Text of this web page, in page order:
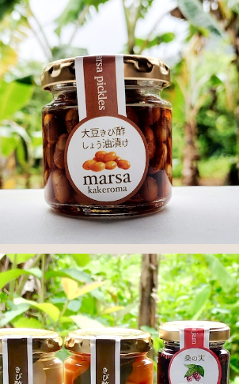
大豆きび酢しょう油漬け
¥600
SOLD OUT